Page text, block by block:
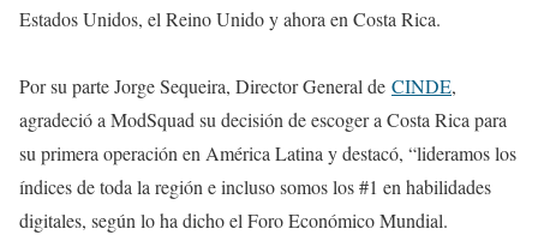
Estados Unidos, el Reino Unido y ahora en Costa Rica.
Por su parte Jorge Sequeira, Director General de CINDE,
agradeció a ModSquad su decisión de escoger a Costa Rica para
su primera operación en América Latina y destacó, “lideramos los
índices de toda la región e incluso somos los #1 en habilidades
digitales, según lo ha dicho el Foro Económico Mundial.